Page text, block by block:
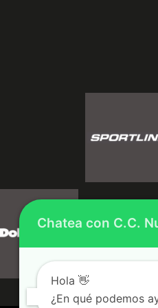
Chatea con C.C.
Hola 👋
¿En qué podemos